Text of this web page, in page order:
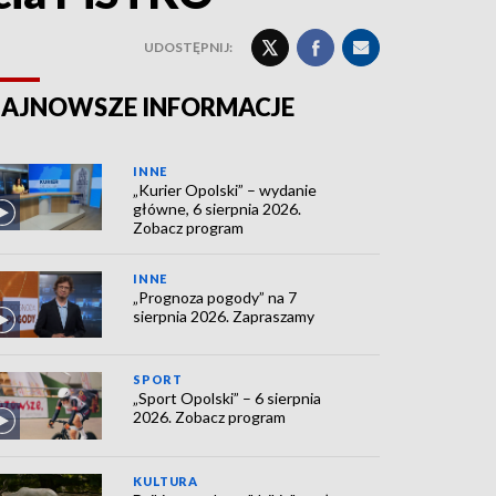
UDOSTĘPNIJ:
INFORMACJE
INNE
„Kurier Opolski” – wydanie
główne, 6 sierpnia 2026.
Zobacz program
INNE
„Prognoza pogody” na 7
sierpnia 2026. Zapraszamy
SPORT
„Sport Opolski” – 6 sierpnia
2026. Zobacz program
KULTURA